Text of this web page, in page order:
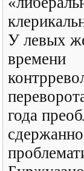
У левых
времени
года